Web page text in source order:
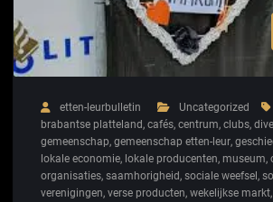
etten-leurbulletin
Uncategorized
brabantse platteland, cafés, centrum, clubs,
gemeenschap, gemeenschap etten-leur,
lokale economie, lokale producenten, museum,
organisaties, saamhorigheid, sociale weefsel ,
verenigingen, verse producten, wekelijkse markt,